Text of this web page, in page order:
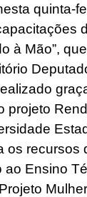
quinta-
à Mão”,
projeto
os recursos
ao Ensino